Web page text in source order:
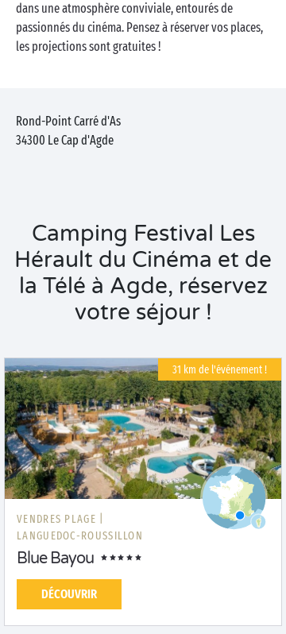
dans une atmosphère conviviale, entourés de
passionnés du cinéma. Pensez à réserver vos places,
les projections sont gratuites !
Rond-Point Carré d'As
34300 Le Cap d'Agde
Camping Festival Les
Hérault du Cinéma et de
la Télé à Agde, réservez
votre séjour !
31 km de l'événement !
VENDRES PLAGE |
LANGUEDOC-ROUSSILLON
Blue Bayou
DÉCOUVRIR